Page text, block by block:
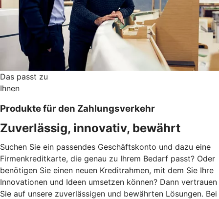
Das passt zu
Ihnen
Produkte für den Zahlungsverkehr
Zuverlässig, innovativ, bewährt
Suchen Sie ein passendes Geschäftskonto und dazu eine
Firmenkreditkarte, die genau zu Ihrem Bedarf passt? Oder
benötigen Sie einen neuen Kreditrahmen, mit dem Sie Ihre
Innovationen und Ideen umsetzen können? Dann vertrauen
Sie auf unsere zuverlässigen und bewährten Lösungen. Bei